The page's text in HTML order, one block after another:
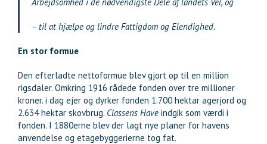
– til at hjælpe og lindre Fattigdom og Elendighed.
En stor formue
Den efterladte nettoformue blev gjort op til en million
rigsdaler. Omkring 1916 rådede fonden over tre millioner
kroner. i dag ejer og dyrker fonden 1.700 hektar agerjord og
2.634 hektar skovbrug. Classens Have indgik som værdi i
fonden. I 1880erne blev der lagt nye planer for havens
anvendelse og etagebyggerierne tog fat.